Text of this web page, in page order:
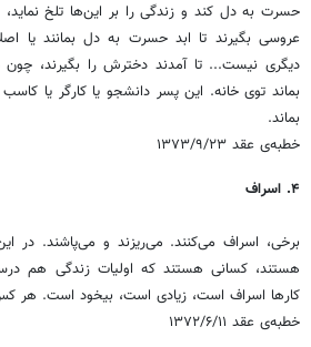
حسرت به دل کند و زندگی را بر این‌ها تلخ نماید،
عروسی بگیرند تا ابد حسرت به دل بمانند یا
دیگری نیست... تا آمدند دخترش را بگیرند،
بماند توی خانه. این پسر دانشجو یا کارگر یا
بماند.
خطبه‌ی عقد ۱۳۷۳/۹/۲۳
۴. اسراف
برخی، اسراف می‌کنند. می‌ریزند و می‌پاشند. در
هستند، کسانی هستند که اولیات زندگی هم
کارها اسراف است، زیادی است، بیخود است. هر
خطبه‌ی عقد ۱۳۷۲/۶/۱۱